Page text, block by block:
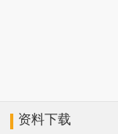
资料下载